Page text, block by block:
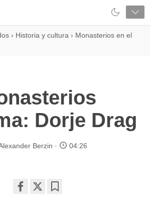
› Historia y cultura › Monasterios en el
Dorje Drag
Berzin 04:26